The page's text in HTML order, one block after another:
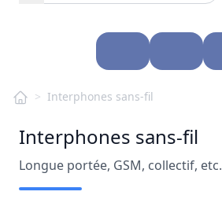
> Interphones sans-fil
Interphones sans-fil
Longue portée, GSM, collectif, etc.